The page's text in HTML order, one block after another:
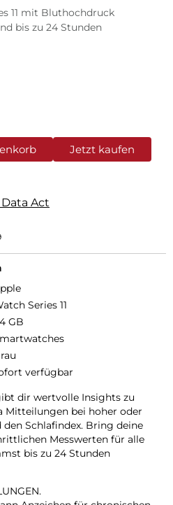
11 mit Bluthochdruck
bis zu 24 Stunden
Jetzt kaufen
Act
Series 11
GB
verfügbar
dir wertvolle Insights zu
Mitteilungen bei hoher oder
Schlafindex. Bring deine
Messwerten für alle
bis zu 24 Stunden